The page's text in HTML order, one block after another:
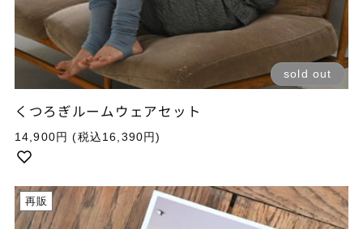
sold out
くつろぎルームウェアセット
通
常
価
格
14,900円(税込16,390円)
再販